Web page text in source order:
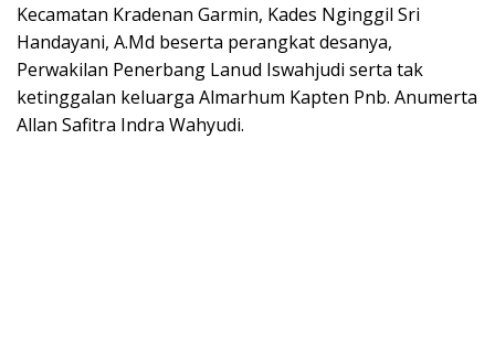
Kecamatan Kradenan Garmin, Kades Nginggil Sri
Handayani, A.Md beserta perangkat desanya,
Perwakilan Penerbang Lanud Iswahjudi serta tak
ketinggalan keluarga Almarhum Kapten Pnb. Anumerta
Allan Safitra Indra Wahyudi.